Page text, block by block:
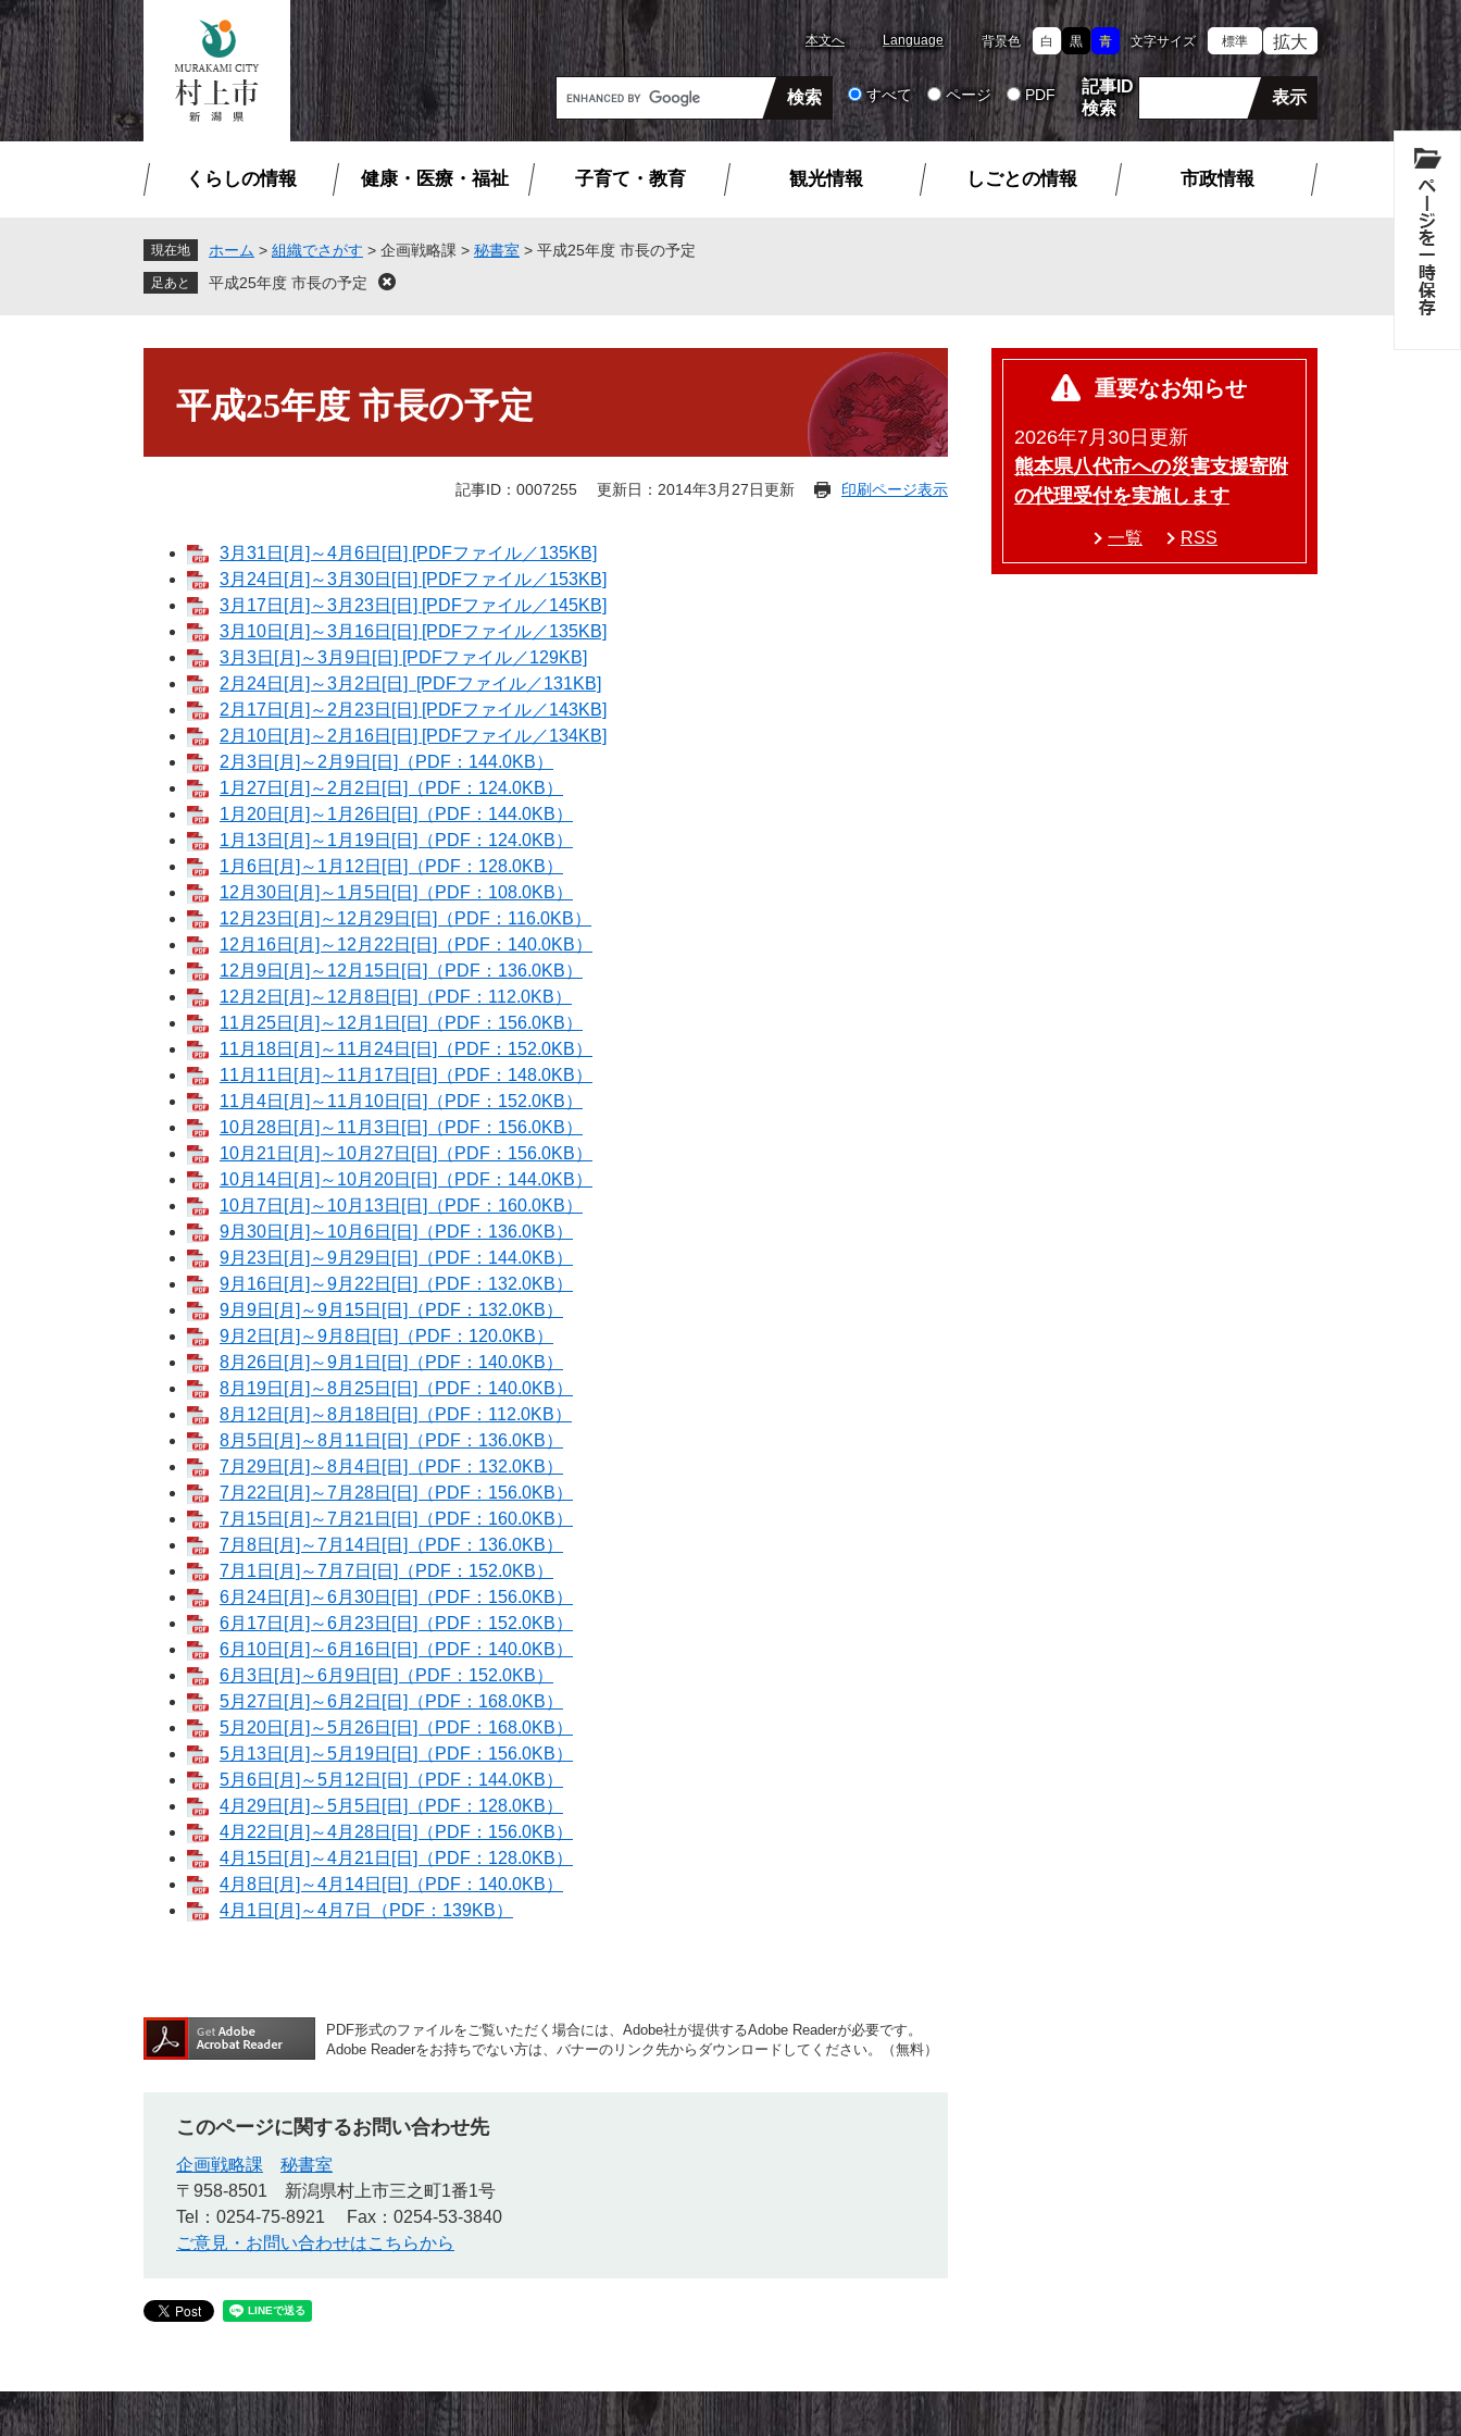
ペ
ー
ジ
の
先
頭
メ
ニ
ュ
ー
を
飛
本文へ Language 背景色 白 黒 青 文字サイズ 標準 拡大
G
o
o
カ
検
すべて ページ PDF
記事ID
検索
くらしの情報 健康・医療・福祉 子育て・教育 観光情報 しごとの情報 市政情報
現在地 ホーム > 組織でさがす > 企画戦略課 > 秘書室 > 平成25年度 市長の予定
平成25年度 市長の予定
閉
平成25年度 市長の予定
記事ID：0007255 更新日：2014年3月27日更新 印刷ページ表示
3月31日[月]～4月6日[日] [PDFファイル／135KB]
3月24日[月]～3月30日[日] [PDFファイル／153KB]
3月17日[月]～3月23日[日] [PDFファイル／145KB]
3月10日[月]～3月16日[日] [PDFファイル／135KB]
3月3日[月]～3月9日[日] [PDFファイル／129KB]
2月24日[月]～3月2日[日] [PDFファイル／131KB]
2月17日[月]～2月23日[日] [PDFファイル／143KB]
2月10日[月]～2月16日[日] [PDFファイル／134KB]
2月3日[月]～2月9日[日]（PDF：144.0KB）
1月27日[月]～2月2日[日]（PDF：124.0KB）
1月20日[月]～1月26日[日]（PDF：144.0KB）
1月13日[月]～1月19日[日]（PDF：124.0KB）
1月6日[月]～1月12日[日]（PDF：128.0KB）
12月30日[月]～1月5日[日]（PDF：108.0KB）
12月23日[月]～12月29日[日]（PDF：116.0KB）
12月16日[月]～12月22日[日]（PDF：140.0KB）
12月9日[月]～12月15日[日]（PDF：136.0KB）
12月2日[月]～12月8日[日]（PDF：112.0KB）
11月25日[月]～12月1日[日]（PDF：156.0KB）
11月18日[月]～11月24日[日]（PDF：152.0KB）
11月11日[月]～11月17日[日]（PDF：148.0KB）
11月4日[月]～11月10日[日]（PDF：152.0KB）
10月28日[月]～11月3日[日]（PDF：156.0KB）
10月21日[月]～10月27日[日]（PDF：156.0KB）
10月14日[月]～10月20日[日]（PDF：144.0KB）
10月7日[月]～10月13日[日]（PDF：160.0KB）
9月30日[月]～10月6日[日]（PDF：136.0KB）
9月23日[月]～9月29日[日]（PDF：144.0KB）
9月16日[月]～9月22日[日]（PDF：132.0KB）
9月9日[月]～9月15日[日]（PDF：132.0KB）
9月2日[月]～9月8日[日]（PDF：120.0KB）
8月26日[月]～9月1日[日]（PDF：140.0KB）
8月19日[月]～8月25日[日]（PDF：140.0KB）
8月12日[月]～8月18日[日]（PDF：112.0KB）
8月5日[月]～8月11日[日]（PDF：136.0KB）
7月29日[月]～8月4日[日]（PDF：132.0KB）
7月22日[月]～7月28日[日]（PDF：156.0KB）
7月15日[月]～7月21日[日]（PDF：160.0KB）
7月8日[月]～7月14日[日]（PDF：136.0KB）
7月1日[月]～7月7日[日]（PDF：152.0KB）
6月24日[月]～6月30日[日]（PDF：156.0KB）
6月17日[月]～6月23日[日]（PDF：152.0KB）
6月10日[月]～6月16日[日]（PDF：140.0KB）
6月3日[月]～6月9日[日]（PDF：152.0KB）
5月27日[月]～6月2日[日]（PDF：168.0KB）
5月20日[月]～5月26日[日]（PDF：168.0KB）
5月13日[月]～5月19日[日]（PDF：156.0KB）
5月6日[月]～5月12日[日]（PDF：144.0KB）
4月29日[月]～5月5日[日]（PDF：128.0KB）
4月22日[月]～4月28日[日]（PDF：156.0KB）
4月15日[月]～4月21日[日]（PDF：128.0KB）
4月8日[月]～4月14日[日]（PDF：140.0KB）
4月1日[月]～4月7日（PDF：139KB）
PDF形式のファイルをご覧いただく場合には、Adobe社が提供するAdobe Readerが必要です。
Adobe Readerをお持ちでない方は、バナーのリンク先からダウンロードしてください。（無料）
このページに関するお問い合わせ先
企画戦略課
秘書室
〒958-8501
新潟県村上市三之町1番1号
Tel：0254-75-8921
Fax：0254-53-3840
ご意見・お問い合わせはこちらから
重要なお知らせ
2026年7月30日更新
熊本県八代市への災害支援寄附
の代理受付を実施します
一覧 RSS